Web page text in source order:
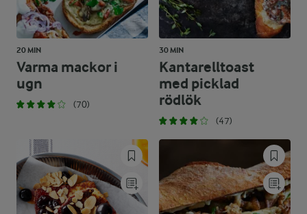
20 MIN
Varma mackor i
ugn
(70)
30 MIN
Kantarelltoast
med picklad
rödlök
(47)